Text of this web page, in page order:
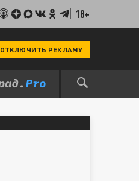
18+
ОТКЛЮЧИТЬ РЕКЛАМУ